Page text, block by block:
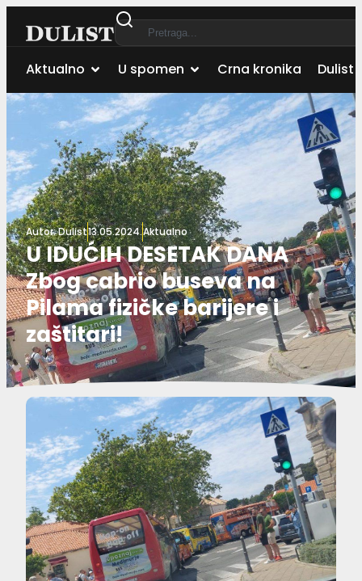
Aktualno U spomen Crna kronika Dulist
Autor:Dulist13.05.2024.Aktualno
U IDUĆIH DESETAK DANA
Zbog cabrio buseva na
Pilama fizičke barijere i
zaštitari!